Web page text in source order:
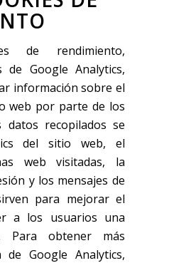
de rendimiento,
de Google Analytics,
información sobre el
web por parte de los
datos recopilados se
del sitio web, el
web visitadas, la
y los mensajes de
para mejorar el
a los usuarios una
Para obtener más
de Google Analytics,